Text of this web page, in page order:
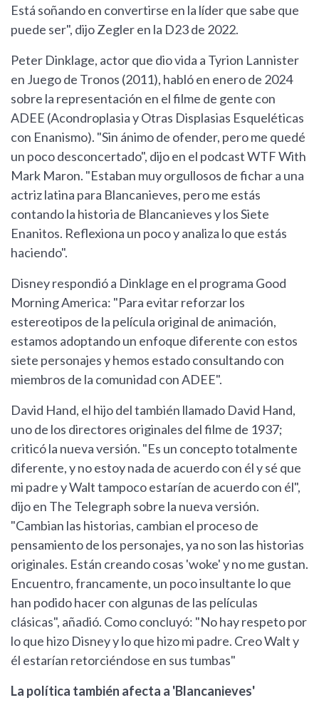
Está soñando en convertirse en la líder que sabe que
puede ser", dijo Zegler en la D23 de 2022.
Peter Dinklage, actor que dio vida a Tyrion Lannister
en Juego de Tronos (2011), habló en enero de 2024
sobre la representación en el filme de gente con
ADEE (Acondroplasia y Otras Displasias Esqueléticas
con Enanismo). "Sin ánimo de ofender, pero me quedé
un poco desconcertado", dijo en el podcast WTF With
Mark Maron. "Estaban muy orgullosos de fichar a una
actriz latina para Blancanieves, pero me estás
contando la historia de Blancanieves y los Siete
Enanitos. Reflexiona un poco y analiza lo que estás
haciendo".
Disney respondió a Dinklage en el programa Good
Morning America: "Para evitar reforzar los
estereotipos de la película original de animación,
estamos adoptando un enfoque diferente con estos
siete personajes y hemos estado consultando con
miembros de la comunidad con ADEE".
David Hand, el hijo del también llamado David Hand,
uno de los directores originales del filme de 1937;
criticó la nueva versión. "Es un concepto totalmente
diferente, y no estoy nada de acuerdo con él y sé que
mi padre y Walt tampoco estarían de acuerdo con él",
dijo en The Telegraph sobre la nueva versión.
"Cambian las historias, cambian el proceso de
pensamiento de los personajes, ya no son las historias
originales. Están creando cosas 'woke' y no me gustan.
Encuentro, francamente, un poco insultante lo que
han podido hacer con algunas de las películas
clásicas", añadió. Como concluyó: "No hay respeto por
lo que hizo Disney y lo que hizo mi padre. Creo Walt y
él estarían retorciéndose en sus tumbas"
La política también afecta a 'Blancanieves'